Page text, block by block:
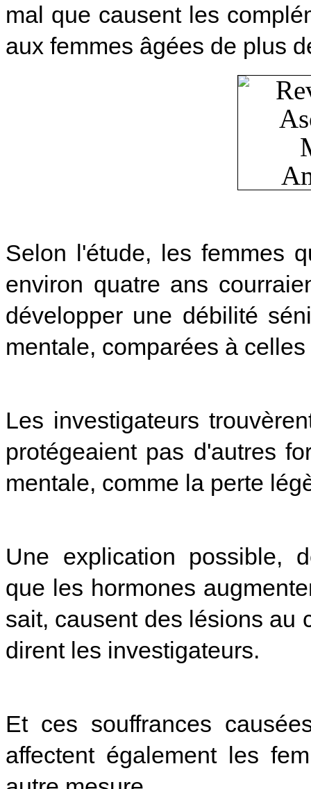
mal que causent les
aux femmes âgées de plus
Selon l'étude, les femmes
environ quatre ans
développer une débilité
mentale, comparées à
Les investigateurs
protégeaient pas d'autres
mentale, comme la perte
Une explication possible,
que les hormones
sait, causent des lésions au
dirent les investigateurs.
Et ces souffrances
affectent également les